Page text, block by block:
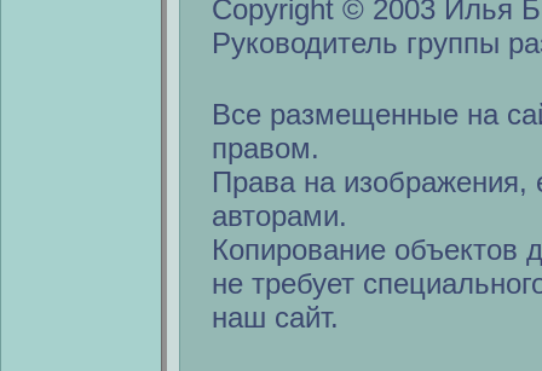
Copyright © 2003 Илья
Руководитель группы
Все размещенные на
правом.
Права на изображения,
авторами.
Копирование объектов
не требует
наш сайт.